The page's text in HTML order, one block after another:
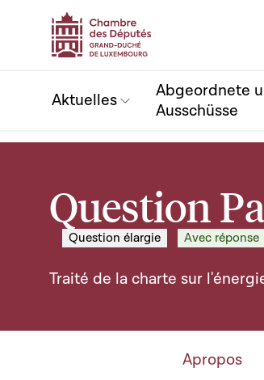
Aktuelles
Abgeordnete
Ausschüsse
Question
Question élargie Avec réponse
Traité de la charte sur
Apropos